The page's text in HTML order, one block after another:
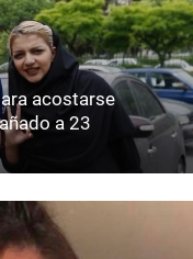
acostarse
a 23